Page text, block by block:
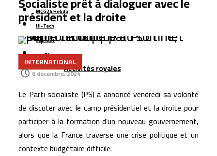
mondial de résidence 2026
Un rapport espagnol met en lumière les capacités des
satellites marocains près du détroit de Gibraltar
CNSS lance une réforme stratégique de son système
de gestion interne pour 1,2 million de dirhams
Le Maroc figure parmi les dix premières destinations
mondiales pour les investissements privés soutenus
par le financement du développement
CIH Bank finalise une augmentation de capital d’un
milliard de dirhams, largement souscrite
MCG24 Hebdo
Hi-Tech
Contact
Plus
Activités royales
président et la droite
INTERNATIONAL
6 décembre، 2024
Le Parti socialiste (PS) a annoncé vendredi sa volonté
de discuter avec le camp présidentiel et la droite pour
participer à la formation d’un nouveau gouvernement,
alors que la France traverse une crise politique et un
contexte budgétaire difficile.